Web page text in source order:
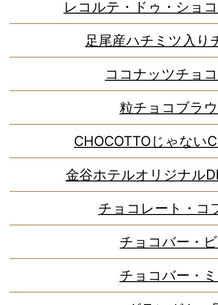
レコルテ・ドゥ・ショ
足尾産ハチミツ入り
ココナッツチョ
粒チョコブラ
CHOCOTTOじゃない
金谷ホテルオリジナル
チョコレート・コ
チョコバー・
チョコバー・